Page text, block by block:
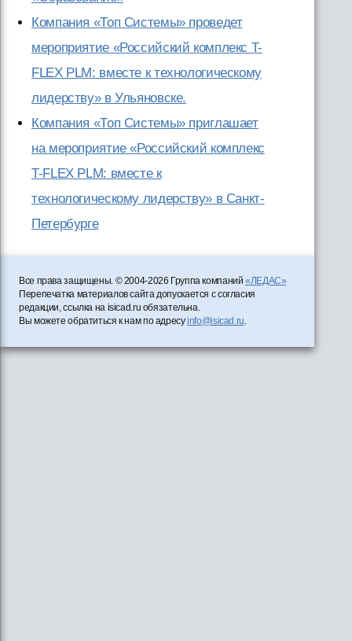
Компания «Топ Системы» проведет
мероприятие «Российский комплекс T-
FLEX PLM: вместе к технологическому
лидерству» в Ульяновске.
Компания «Топ Системы» приглашает
на мероприятие «Российский комплекс
T-FLEX PLM: вместе к
технологическому лидерству» в Санкт-
Петербурге
Все права защищены. © 2004-2026 Группа компаний«ЛЕДАС»
Перепечатка материалов сайта допускается с согласия
редакции, ссылка на isicad.ru обязательна.
Вы можете обратиться к нам по адресуinfo@isicad.ru.